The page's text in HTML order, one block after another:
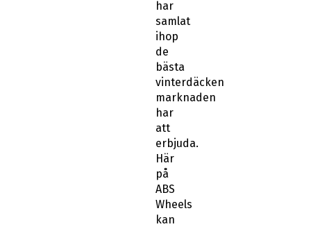
samlat
ihop
de
bästa
vinterdäcken
marknaden
har
att
erbjuda.
Här
på
ABS
Wheels
kan
du